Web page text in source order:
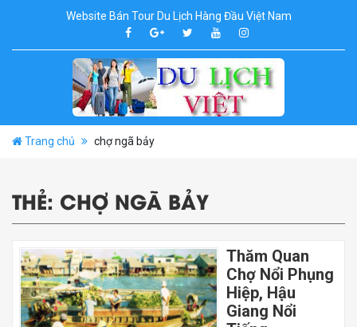
Website Bán Tour Du Lịch Hàng Đầu Việt Nam
Trang chủ chợ ngã bảy
THẺ: CHỢ NGÃ BẢY
Thăm Quan
Chợ Nổi Phụng
Hiệp, Hậu
Giang Nổi